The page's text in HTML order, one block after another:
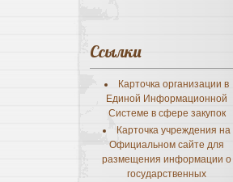
Ссылки
Карточка организации в
Единой Информационной
Системе в сфере закупок
Карточка учреждения на
Официальном сайте для
размещения информации о
государственных